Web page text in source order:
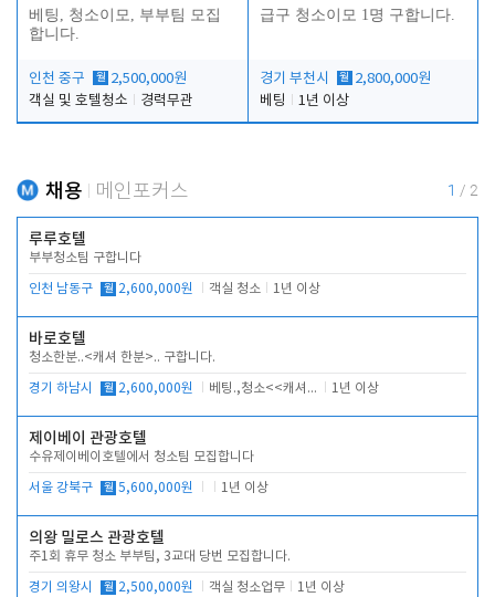
베팅, 청소이모, 부부팀 모집
합니다.
인천 중구 월 2,500,000원
객실 및 호텔청소
경력무관
급구 청소이모 1명 구합니다.
경기 부천시 월 2,800,000원
베팅
1년 이상
채용 메인포커스 1 / 2
루루호텔
부부청소팀 구합니다
인천 남동구 월 2,600,000원 객실 청소 1년 이상
바로호텔
청소한분..<캐셔 한분>.. 구합니다.
경기 하남시 월 2,600,000원 베팅.,청소<<캐셔 모셔봅니다. 1년 이상
제이베이 관광호텔
수유제이베이호텔에서 청소팀 모집합니다
서울 강북구 월 5,600,000원 1년 이상
의왕 밀로스 관광호텔
주1회 휴무 청소 부부팀, 3교대 당번 모집합니다.
경기 의왕시 월 2,500,000원 객실 청소업무 1년 이상